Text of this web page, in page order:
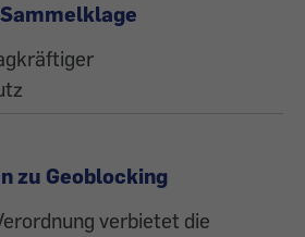
zu Geoblocking
verbietet die